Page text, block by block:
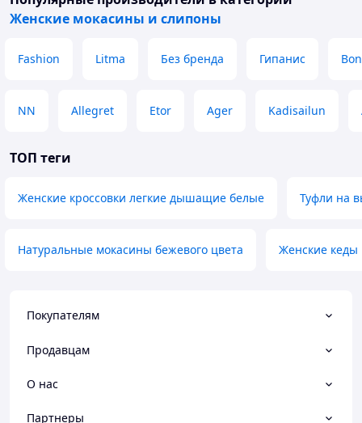
Женские мокасины и слипоны
Fashion Litma Без бренда Гипанис
NN Allegret Etor Ager Kadisailun
ТОП теги
Женские кроссовки легкие дышащие белые Туфли на
Натуральные мокасины бежевого цвета Женские кеды
Покупателям
Продавцам
О нас
Партнеры